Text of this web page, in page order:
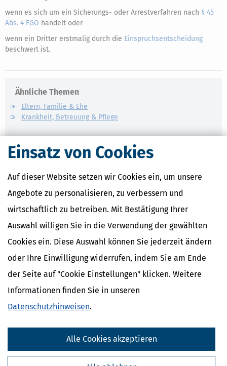
Einsatz von Cookies
Auf dieser Website setzen wir Cookies ein, um unsere
Angebote zu personalisieren, zu verbessern und
wirtschaftlich zu betreiben. Mit Bestätigung Ihrer
Auswahl willigen Sie in die Verwendung der gewählten
Cookies ein. Diese Auswahl können Sie jederzeit ändern
oder Ihre Einwilligung widerrufen, indem Sie am Ende
der Seite auf "Cookie Einstellungen" klicken. Weitere
Informationen finden Sie in unseren
Datenschutzhinweisen.
Alle Cookies akzeptieren
wenn es sich um ein Sicherungs- oder Arrestverfahren nach § 45
Abs. 4 FGO handelt oder
wenn ein Dritter erstmalig durch die Einspruchsentscheidung
beschwert ist.
Ähnliche Themen
Eltern, Familie & Ehe
Krankheit, Betreuung & Pflege
Care Arbeit
Unterhaltshöchstbetrag
Kindesunterhalt
Auslandskinder
Kostenlose Steuertipps & News